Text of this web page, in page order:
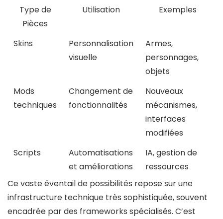
Type de
Pièces
Utilisation Exemples
Skins
Personnalisation
visuelle
Armes,
personnages,
objets
Mods
techniques
Changement de
fonctionnalités
Nouveaux
mécanismes,
interfaces
modifiées
Scripts
Automatisations
et améliorations
IA, gestion de
ressources
Ce vaste éventail de possibilités repose sur une
infrastructure technique très sophistiquée, souvent
encadrée par des frameworks spécialisés. C’est